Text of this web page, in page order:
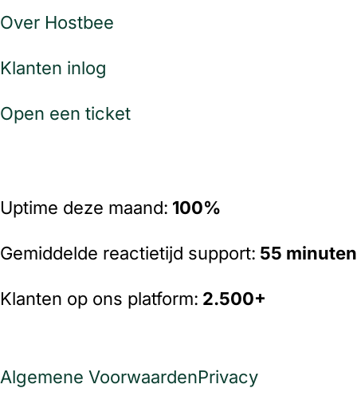
Over Hostbee
Klanten inlog
Open een ticket
Uptime deze maand: 100%
Gemiddelde reactietijd support: 55 minuten
Klanten op ons platform: 2.500+
Algemene VoorwaardenPrivacy